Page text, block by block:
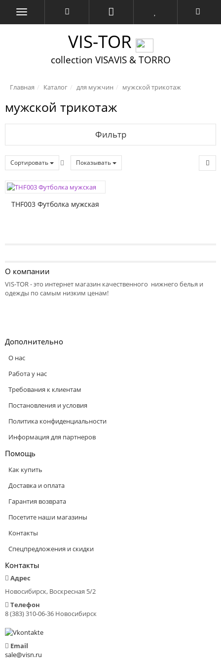
VIS-TOR
collection VISAVIS & TORRO
Главная Каталог для мужчин мужской трикотаж
мужской трикотаж
Фильтр
Сортировать Показывать
THF003 Футболка мужская
О компании
VIS-TOR - это интернет магазин качественного нижнего белья и
одежды по самым низким ценам!
Дополнительно
О нас
Работа у нас
Требования к клиентам
Постановления и условия
Политика конфиденциальности
Информация для партнеров
Помощь
Как купить
Доставка и оплата
Гарантия возврата
Посетите наши магазины
Контакты
Спецпредложения и скидки
Контакты
Адрес
Новосибирск, Воскресная 5/2
Телефон
8 (383) 310-06-36 Новосибирск
Email
sale@visn.ru